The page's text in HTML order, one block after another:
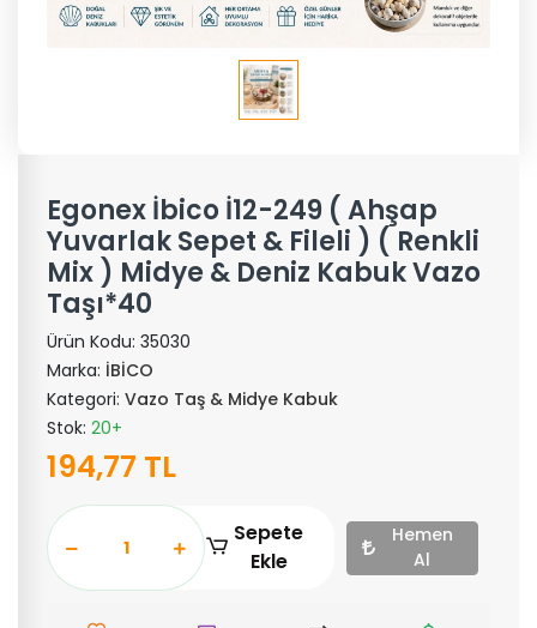
Egonex İbico İ12-249 ( Ahşap
Yuvarlak Sepet & Fileli ) ( Renkli
Mix ) Midye & Deniz Kabuk Vazo
Taşı*40
Ürün Kodu: 35030
Marka: İBİCO
Kategori: Vazo Taş & Midye Kabuk
Stok: 20+
194,77 TL
Sepete
Ekle
Hemen
Al